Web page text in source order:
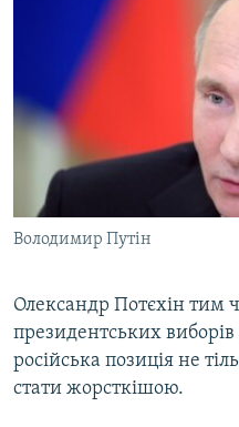
Володимир Путін
Олександр Потєхін тим
президентських виборів
російська позиція не
стати жорсткішою.